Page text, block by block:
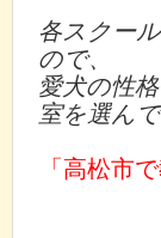
各スクー
ので、
愛犬の性
室を選ん
「高松市